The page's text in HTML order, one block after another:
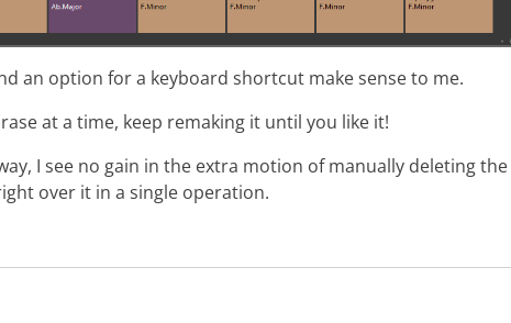
an option for a keyboard shortcut make sense to me.
at a time, keep remaking it until you like it!
I see no gain in the extra motion of manually deleting the
over it in a single operation.